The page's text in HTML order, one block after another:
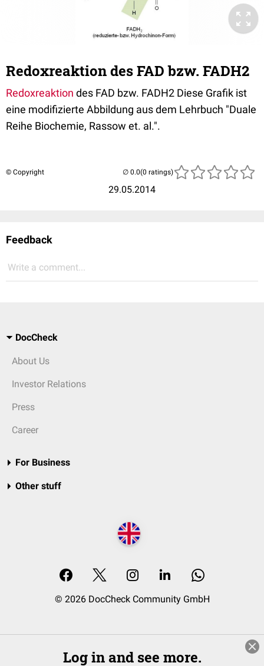
Redoxreaktion des FAD bzw. FADH2
Redoxreaktion des FAD bzw. FADH2 Diese Grafik ist
eine modifizierte Abbildung aus dem Lehrbuch "Duale
Reihe Biochemie, Rassow et. al.".
© Copyright
29.05.2014
(0 ratings)
Feedback
Write a comment...
DocCheck
About Us
Investor Relations
Press
Career
For Business
Other stuff
© 2026 DocCheck Community GmbH
Log in and see more.